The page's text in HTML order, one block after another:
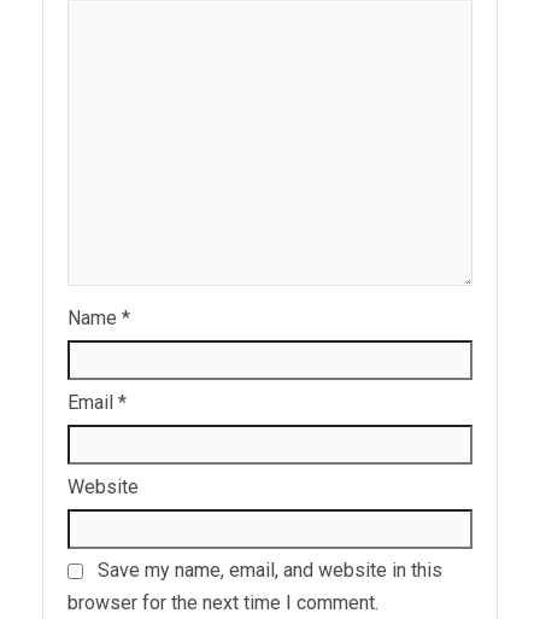
Name *
Email *
Website
Save my name, email, and website in this
browser for the next time I comment.